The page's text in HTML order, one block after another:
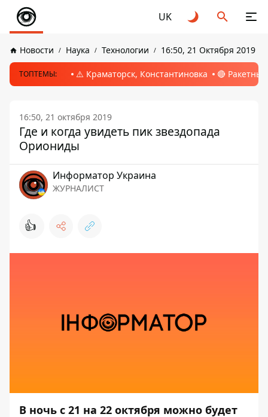
UK
Новости Наука Технологии 16:50, 21 Октября 2019
ТОПТЕМЫ: ⚠️ Краматорск, Константиновка 🔴
16:50, 21 октября 2019
Где и когда увидеть пик звездопада
Ориониды
Информатор Украина
ЖУРНАЛИСТ
👍
В ночь с 21 на 22 октября можно будет